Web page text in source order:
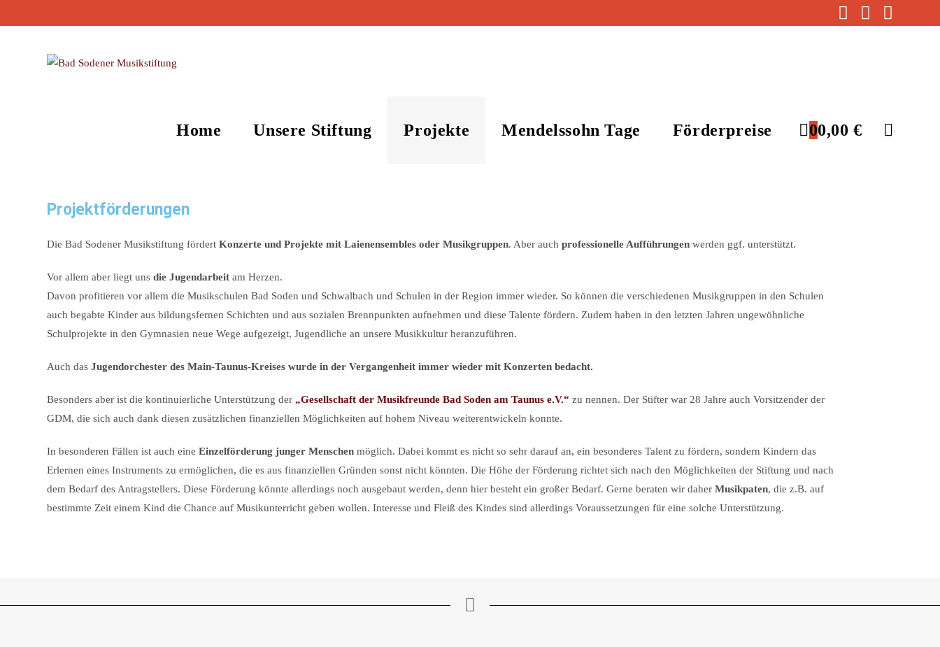
Inhalt
Home Unsere Stiftung Projekte Mendelssohn Tage Förderpreise 00,00€
Projektförderungen
Die Bad Sodener Musikstiftung fördertKonzerte und Projekte mit Laienensembles oder Musikgruppen. Aber auchprofessionelle Aufführungen werden ggf. unterstützt.
Vor allem aber liegt unsdie Jugendarbeit am Herzen.
Davon profitieren vor allem die Musikschulen Bad Soden und Schwalbach und Schulen in der Region immer wieder. So können die verschiedenen Musikgruppen in den Schulen
auch begabte Kinder aus bildungsfernen Schichten und aus sozialen Brennpunkten aufnehmen und diese Talente fördern. Zudem haben in den letzten Jahren ungewöhnliche
Schulprojekte in den Gymnasien neue Wege aufgezeigt, Jugendliche an unsere Musikkultur heranzuführen.
Auch dasJugendorchester des Main-Taunus-Kreiseswurde in der Vergangenheit immer wieder mit Konzerten bedacht.
Besonders aber ist die kontinuierliche Unterstützung der „Gesellschaft der Musikfreunde Bad Soden am Taunus e.V.“ zu nennen. Der Stifter war 28 Jahre auch Vorsitzender der
GDM, die sich auch dank diesen zusätzlichen finanziellen Möglichkeiten auf hohem Niveau weiterentwickeln konnte.
In besonderen Fällen ist auch eineEinzelförderung junger Menschen möglich. Dabei kommt es nicht so sehr darauf an, ein besonderes Talent zu fördern, sondern Kindern das
Erlernen eines Instruments zu ermöglichen, die es aus finanziellen Gründen sonst nicht könnten. Die Höhe der Förderung richtet sich nach den Möglichkeiten der Stiftung und nach
dem Bedarf des Antragstellers. Diese Förderung könnte allerdings noch ausgebaut werden, denn hier besteht ein großer Bedarf. Gerne beraten wir daherMusikpaten, die z.B. auf
bestimmte Zeit einem Kind die Chance auf Musikunterricht geben wollen. Interesse und Fleiß des Kindes sind allerdings Voraussetzungen für eine solche Unterstützung.